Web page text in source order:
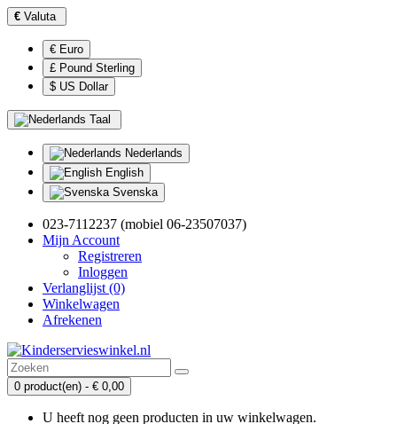
€ Valuta
€ Euro
£ Pound Sterling
$ US Dollar
Taal
Nederlands
English
Svenska
023-7112237 (mobiel 06-23507037)
Mijn Account
Registreren
Inloggen
Verlanglijst (0)
Winkelwagen
Afrekenen
0 product(en) - € 0,00
U heeft nog geen producten in uw winkelwagen.